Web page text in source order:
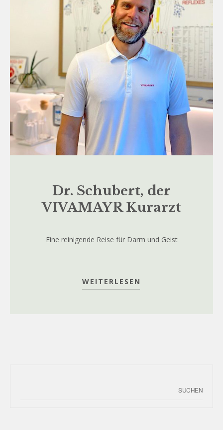
Dr. Schubert, der
VIVAMAYR Kurarzt
Eine reinigende Reise für Darm und Geist
WEITERLESEN